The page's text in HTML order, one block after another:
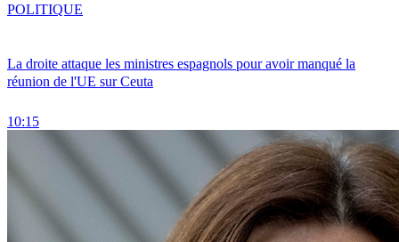
La droite attaque les ministres espagnols pour avoir manqué la
réunion de l'UE sur Ceuta
10:15
POLITIQUE